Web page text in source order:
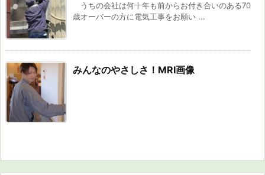
うちの会社は何十年も前からお付き合いのある70
歳オーバーの方に電気工事をお願い ...
みんなのやさしさ！MRI画像